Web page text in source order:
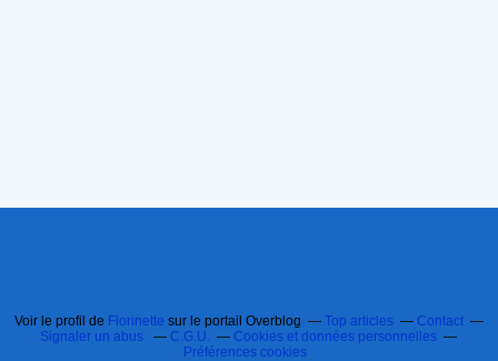
Voir le profil de Florinette sur le portail Overblog Top articles
Contact
Signaler un abus
C.G.U.
Cookies et données personnelles
Préférences cookies